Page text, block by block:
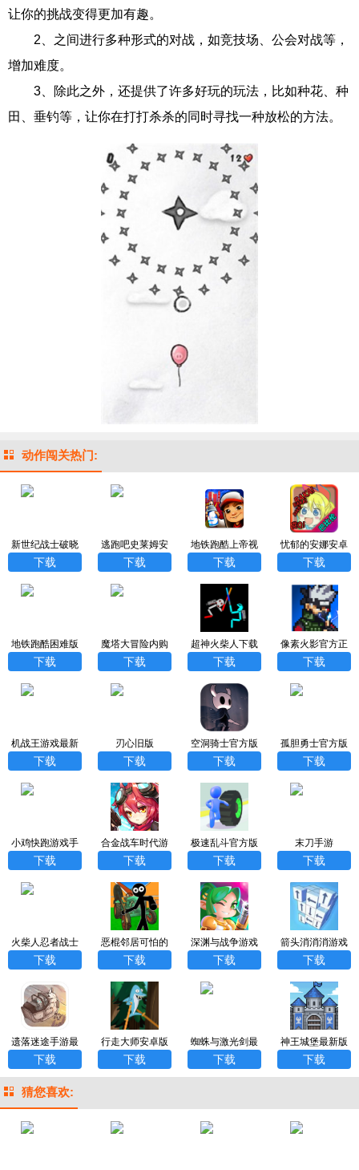
让你的挑战变得更加有趣。
2、之间进行多种形式的对战，如竞技场、公会对战等，
增加难度。
3、除此之外，还提供了许多好玩的玩法，比如种花、种
田、垂钓等，让你在打打杀杀的同时寻找一种放松的方法。
动作闯关热门:
新世纪战士破晓
破下载正版
下载
逃跑吧史莱姆安
卓版
下载
地铁跑酷上帝视
角版免费
下载
忧郁的安娜安卓
汉化版
下载
地铁跑酷困难版
下载
魔塔大冒险内购
版
下载
超神火柴人下载
安装最新安卓版
下载
像素火影官方正
版
下载
机战王游戏最新
版
下载
刃心旧版
下载
空洞骑士官方版
最新版
下载
孤胆勇士官方版
下载
小鸡快跑游戏手
机版
下载
合金战车时代游
戏
下载
极速乱斗官方版
下载
末刀手游
下载
火柴人忍者战士
最新版
下载
恶棍邻居可怕的
秘密
下载
深渊与战争游戏
安卓版
下载
箭头消消消游戏
最新版
下载
遗落迷途手游最
新版
下载
行走大师安卓版
下载
蜘蛛与激光剑最
新版
下载
神王城堡最新版
手游
下载
猜您喜欢: